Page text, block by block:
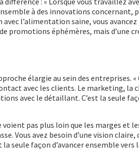
à des innovations concernant,
l’alimentation saine, vous
promotions éphémères, mais d’une
élargie au sein des entreprises. «
avec les clients. Le marketing, la
avec le détaillant. C’est la seule
voient pas plus loin que les marges et
Vous avez besoin d’une vision claire,
seule façon d’avancer ensemble vers